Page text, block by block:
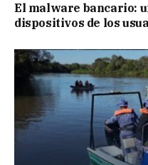
El malware bancario:
dispositivos de los